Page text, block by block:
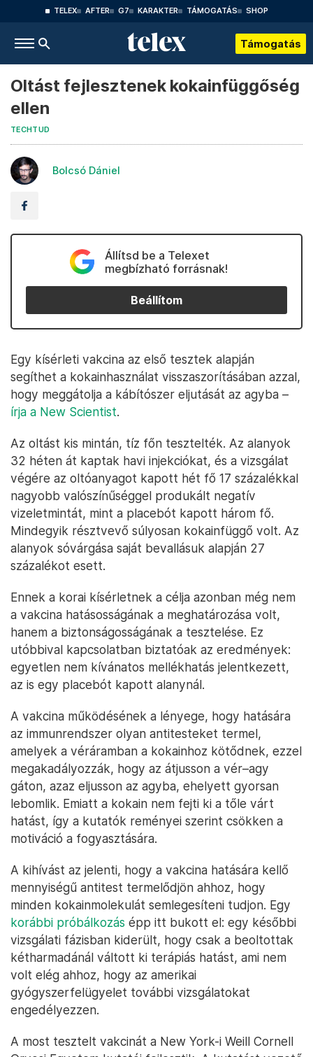
TELEX AFTER G7 KARAKTER TÁMOGATÁS SHOP
Támogatás
Oltást fejlesztenek kokainfüggőség
ellen
TECHTUD
Bolcsó Dániel
Állítsd be a Telexet
megbízható forrásnak!
Beállítom
Egy kísérleti vakcina az első tesztek alapján
segíthet a kokainhasználat visszaszorításában azzal,
hogy meggátolja a kábítószer eljutását az agyba –
írja a New Scientist.
Az oltást kis mintán, tíz főn tesztelték. Az alanyok
32 héten át kaptak havi injekciókat, és a vizsgálat
végére az oltóanyagot kapott hét fő 17 százalékkal
nagyobb valószínűséggel produkált negatív
vizeletmintát, mint a placebót kapott három fő.
Mindegyik résztvevő súlyosan kokainfüggő volt. Az
alanyok sóvárgása saját bevallásuk alapján 27
százalékot esett.
Ennek a korai kísérletnek a célja azonban még nem
a vakcina hatásosságának a meghatározása volt,
hanem a biztonságosságának a tesztelése. Ez
utóbbival kapcsolatban biztatóak az eredmények:
egyetlen nem kívánatos mellékhatás jelentkezett,
az is egy placebót kapott alanynál.
A vakcina működésének a lényege, hogy hatására
az immunrendszer olyan antitesteket termel,
amelyek a véráramban a kokainhoz kötődnek, ezzel
megakadályozzák, hogy az átjusson a vér–agy
gáton, azaz eljusson az agyba, ehelyett gyorsan
lebomlik. Emiatt a kokain nem fejti ki a tőle várt
hatást, így a kutatók reményei szerint csökken a
motiváció a fogyasztására.
A kihívást az jelenti, hogy a vakcina hatására kellő
mennyiségű antitest termelődjön ahhoz, hogy
minden kokainmolekulát semlegesíteni tudjon. Egy
korábbi próbálkozás épp itt bukott el: egy későbbi
vizsgálati fázisban kiderült, hogy csak a beoltottak
kétharmadánál váltott ki terápiás hatást, ami nem
volt elég ahhoz, hogy az amerikai
gyógyszerfelügyelet további vizsgálatokat
engedélyezzen.
A most tesztelt vakcinát a New York-i Weill Cornell